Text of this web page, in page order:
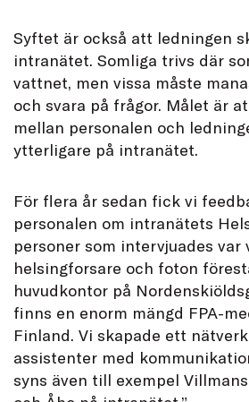
Syftet är också att ledningen
intranätet. Somliga trivs där
vattnet, men vissa måste
och svara på frågor. Målet är
mellan personalen och
ytterligare på intranätet.
För flera år sedan fick vi
personalen om intranätets
personer som intervjuades var
helsingforsare och foton
huvudkontor på
finns en enorm mängd FPA-
Finland. Vi skapade ett nätverk
assistenter med
syns även till exempel